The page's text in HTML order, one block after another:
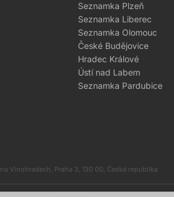
Seznamka Plzeň
Seznamka Liberec
Seznamka Olomouc
České Budějovice
Hradec Králové
Ústí nad Labem
Seznamka Pardubice
Vinohradech, Praha 3, 130 00, Česká republika